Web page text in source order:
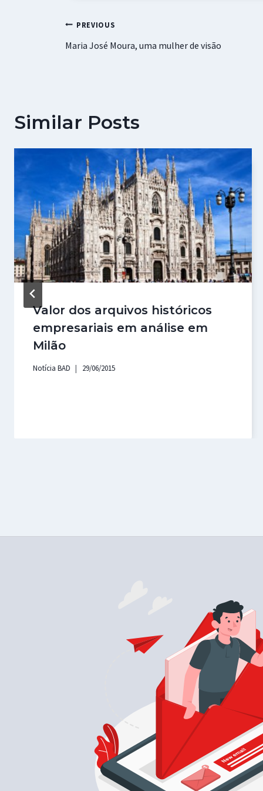
Navegação
de
PREVIOUS
Maria José Moura, uma mulher de visão
Similar Posts
Valor dos arquivos históricos
empresariais em análise em
Milão
Notícia BAD 29/06/2015